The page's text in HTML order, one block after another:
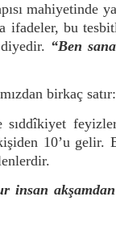
mahiyetinde
ifadeler, bu
“Ben
birkaç satır:
10’u gelir.
insan